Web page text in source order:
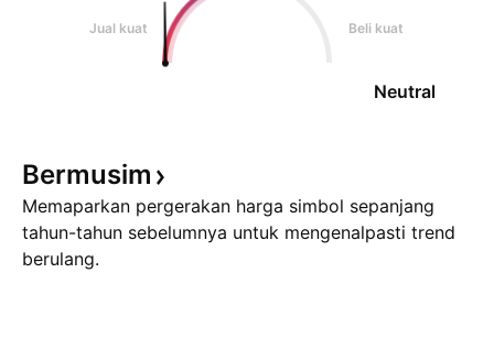
Jual kuat Beli kuat
Neutral
Bermusim
Memaparkan pergerakan harga simbol sepanjang
tahun-tahun sebelumnya untuk mengenalpasti trend
berulang.